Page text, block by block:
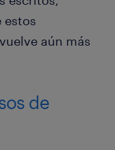
estos
aún más
de